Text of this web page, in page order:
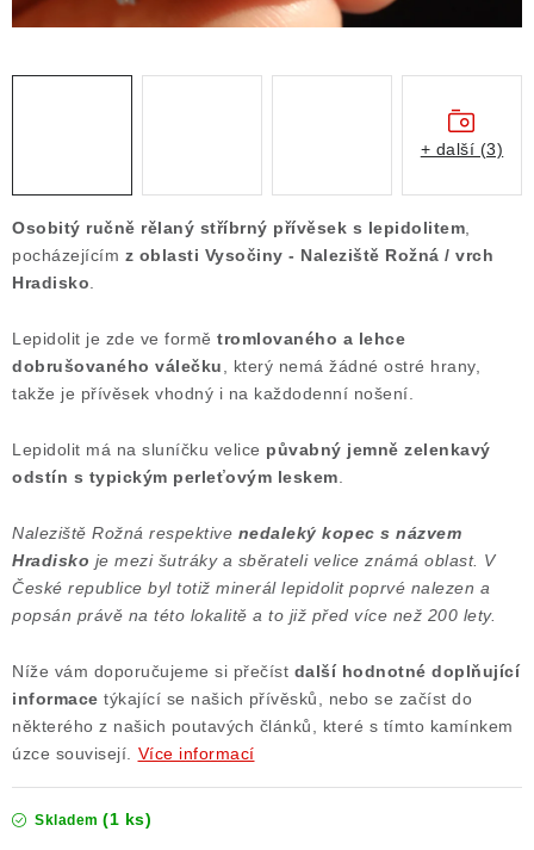
VIDEOGALERIE
Ochrana osobních údajů
Výkup minerálů a drahých kamenů
Formulář pro odstoupení od smlouvy
Poučení o právu na odstoupení od smlouvy
Osobitý ručně rělaný stříbrný přívěsek s lepidolitem
pocházejícím z oblasti Vysočiny - Naleziště Rožná / vrch
Hradisko
Lepidolit je zde ve formě tromlovaného a lehce
dobrušovaného válečku , který nemá žádné ostré hrany,
takže je přívěsek vhodný i na každodenní nošení.
Lepidolit má na sluníčku velice půvabný jemně zelenkavý
odstín s typickým perleťovým leskem
Naleziště Rožná respektive nedaleký kopec s názvem
Hradisko je mezi šutráky a sběrateli velice známá oblast. V
České republice byl totiž minerál lepidolit poprvé nalezen a
popsán právě na této lokalitě a to již před více než 200 lety.
Níže vám doporučujeme si přečíst další hodnotné doplňující
informace týkající se našich přívěsků, nebo se začíst do
některého z našich poutavých článků, které s tímto kamínkem
úzce souvisejí.
Více informací
Skladem (1 ks)
+ další (3)